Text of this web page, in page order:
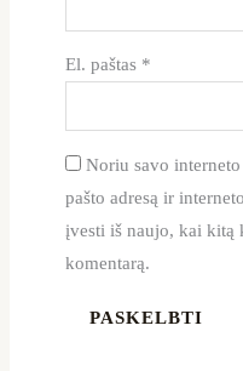
El. paštas *
Noriu savo
pašto adresą ir
įvesti iš naujo, kai kitą
komentarą.